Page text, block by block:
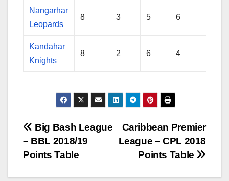
Nangarhar
Leopards
8 3 5 6
Kandahar
Knights
8 2 6 4
Post
navigation
Caribbean Premier
League – CPL 2018
Points Table
Big Bash League
– BBL 2018/19
Points Table